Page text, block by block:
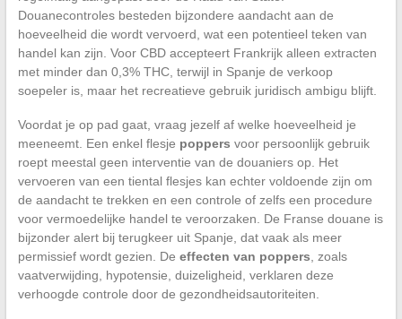
Douanecontroles besteden bijzondere aandacht aan de
hoeveelheid die wordt vervoerd, wat een potentieel teken van
handel kan zijn. Voor CBD accepteert Frankrijk alleen extracten
met minder dan 0,3% THC, terwijl in Spanje de verkoop
soepeler is, maar het recreatieve gebruik juridisch ambigu blijft.
Voordat je op pad gaat, vraag jezelf af welke hoeveelheid je
meeneemt. Een enkel flesje poppers voor persoonlijk gebruik
roept meestal geen interventie van de douaniers op. Het
vervoeren van een tiental flesjes kan echter voldoende zijn om
de aandacht te trekken en een controle of zelfs een procedure
voor vermoedelijke handel te veroorzaken. De Franse douane is
bijzonder alert bij terugkeer uit Spanje, dat vaak als meer
permissief wordt gezien. De effecten van poppers , zoals
vaatverwijding, hypotensie, duizeligheid, verklaren deze
verhoogde controle door de gezondheidsautoriteiten.